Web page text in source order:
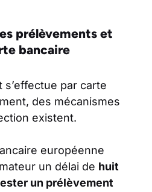
prélèvements et
bancaire
par carte
des mécanismes
existent.
européenne
un délai de huit
un prélèvement